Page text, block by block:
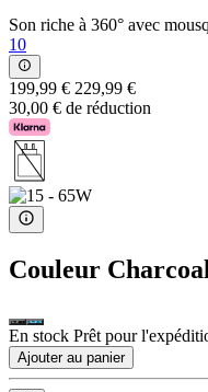
Son riche à 360° avec
10
199,99 € 229,99 €
30,00 € de réduction
Couleur
En stock Prêt pour
Ajouter au panier